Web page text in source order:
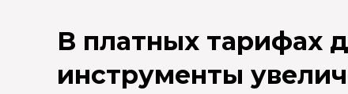
В платных тарифах
инструменты